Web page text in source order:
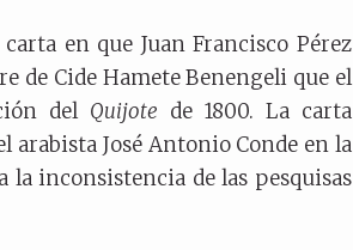
en que Juan Francisco Pérez
de Cide Hamete Benengeli que el
del Quijote de 1800. La carta
arabista José Antonio Conde en la
la inconsistencia de las pesquisas